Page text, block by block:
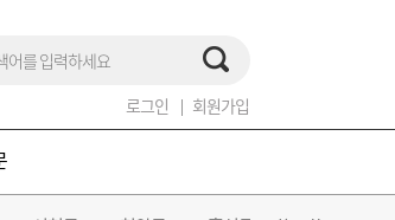
로그인 회원가입